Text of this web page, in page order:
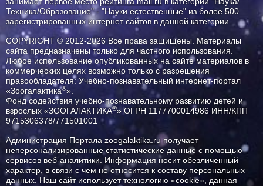
Техника/Образование" - "Науки естественные" из более 500
зарегистрированных интернет сайтов в данной категории.
COPYRIGHT © 2012-2026 Все права защищены. Материалы
сайта предназначены только для частного использования.
Любое использование опубликованных на сайте материалов в
коммерческих целях возможно только с разрешения
правообладателя: Учебно-познавательный интернет-портал
«Зоогалактика®».
Фонд содействия учебно-познавательному развитию детей и
взрослых «ЗООГАЛАКТИКА®» ОГРН 1177700014986 ИНН/КПП
9715306378/771501001
Администрация Портала zoogalaktika.ruполучает
неперсонализированные статистические данные с помощью
сервисов веб-аналитики. Информация носит обезличенный
характер, в связи с чем не относится к составу персональных
данных. Наш сайт использует технологию «cookie», данная